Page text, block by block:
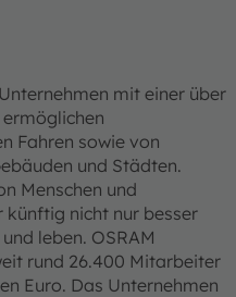
mit einer über
Fahren sowie von
und Städten.
Menschen und
künftig nicht nur besser
leben. OSRAM
rund 26.400 Mitarbeiter
Euro. Das Unternehmen